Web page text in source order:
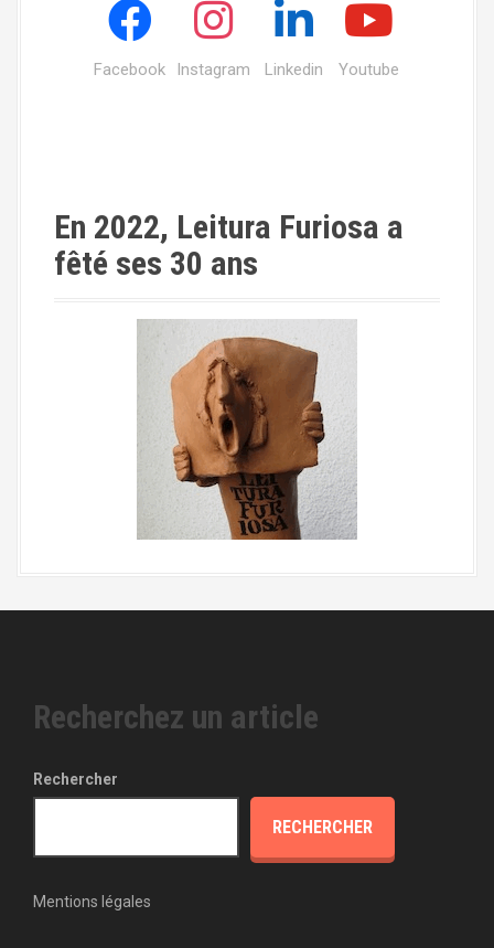
Facebook Instagram Linkedin Youtube
En 2022, Leitura Furiosa a
fêté ses 30 ans
Recherchez un article
Rechercher
RECHERCHER
Mentions légales